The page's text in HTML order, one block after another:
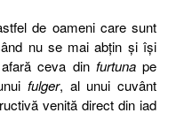
de oameni care sunt
nu se mai abțin și își
ceva din furtunape
fulger, al unui cuvânt
venită direct din iad